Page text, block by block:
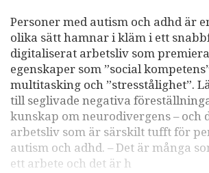
Personer med autism och adhd är
olika sätt hamnar i kläm i ett
digitaliserat arbetsliv som
egenskaper som ”social
multitasking och ”stresstålighet”.
till seglivade negativa
kunskap om neurodivergens – och
arbetsliv som är särskilt tufft för
autism och adhd. – Det är många
ett arbete och det är h